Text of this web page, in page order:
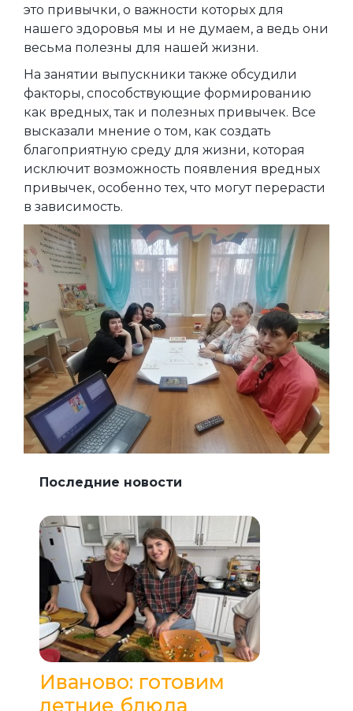
это привычки, о важности которых для
нашего здоровья мы и не думаем, а ведь они
весьма полезны для нашей жизни.
На занятии выпускники также обсудили
факторы, способствующие формированию
как вредных, так и полезных привычек. Все
высказали мнение о том, как создать
благоприятную среду для жизни, которая
исключит возможность появления вредных
привычек, особенно тех, что могут перерасти
в зависимость.
Последние новости
Иваново: готовим
летние блюда